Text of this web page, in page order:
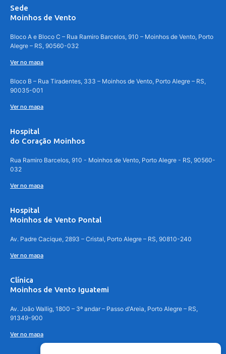
Sede
Moinhos de Vento
Bloco A e Bloco C – Rua Ramiro Barcelos, 910 – Moinhos de Vento, Porto
Alegre – RS, 90560-032
Ver no mapa
Bloco B – Rua Tiradentes, 333 – Moinhos de Vento, Porto Alegre – RS,
90035-001
Ver no mapa
Hospital
do Coração Moinhos
Rua Ramiro Barcelos, 910 - Moinhos de Vento, Porto Alegre - RS, 90560-
032
Ver no mapa
Hospital
Moinhos de Vento Pontal
Av. Padre Cacique, 2893 – Cristal, Porto Alegre – RS, 90810-240
Ver no mapa
Clínica
Moinhos de Vento Iguatemi
Av. João Wallig, 1800 – 3º andar – Passo d'Areia, Porto Alegre – RS,
91349-900
Ver no mapa